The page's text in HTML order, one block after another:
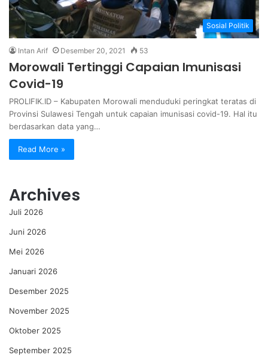
Sosial Politik
Intan Arif Desember 20, 2021 53
Morowali Tertinggi Capaian Imunisasi
Covid-19
PROLIFIK.ID – Kabupaten Morowali menduduki peringkat teratas di
Provinsi Sulawesi Tengah untuk capaian imunisasi covid-19. Hal itu
berdasarkan data yang…
Read More »
Archives
Juli 2026
Juni 2026
Mei 2026
Januari 2026
Desember 2025
November 2025
Oktober 2025
September 2025